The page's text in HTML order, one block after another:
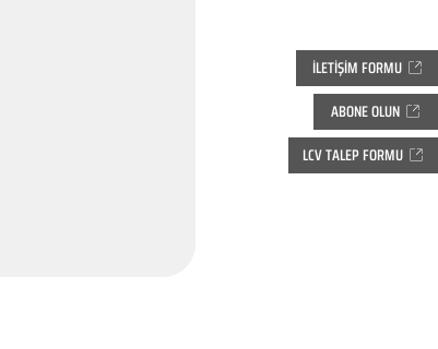
ABONE OLUN
LCV TALEP FORMU
İLETİŞİM FORMU